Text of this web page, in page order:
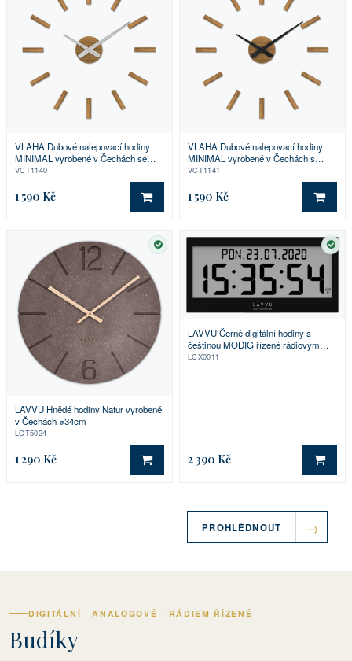
VLAHA Dubové nalepovací hodiny
MINIMAL vyrobené v Čechách se
stříbrnými ručkami ⌀59cm
VCT1140
1 590 Kč DO KOŠÍKU
VLAHA Dubové nalepovací hodiny
MINIMAL vyrobené v Čechách s
černými ručkami ⌀59cm
VCT1141
1 590 Kč DO
SKLADEM
LAVVU Hnědé hodiny Natur vyrobené
v Čechách ⌀34cm
LCT5024
1 290 Kč DO KOŠÍKU
LAVVU Černé digitální hodiny s
češtinou MODIG řízené rádiovým
signálem
LCX0011
2 390 Kč DO
PROHLÉDNOUT
DIGITÁLNÍ · ANALOGOVÉ · RÁDIEM ŘÍZENÉ
Budíky